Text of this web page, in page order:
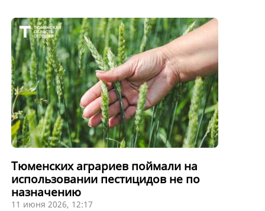
Тюменских аграриев поймали на
использовании пестицидов не по
назначению
11 июня 2026, 12:17